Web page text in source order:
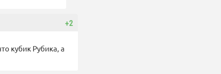
+2
кубик Рубика, а